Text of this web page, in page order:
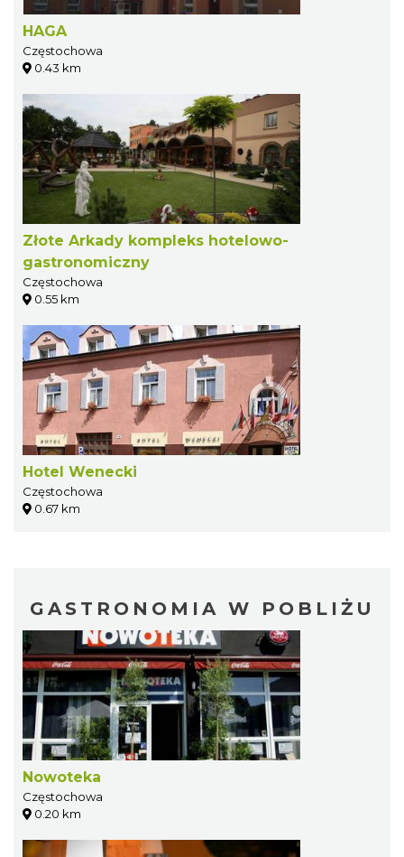
HAGA
Częstochowa
0.43 km
Złote Arkady kompleks hotelowo-
gastronomiczny
Częstochowa
0.55 km
Hotel Wenecki
Częstochowa
0.67 km
GASTRONOMIA W POBLIŻU
Nowoteka
Częstochowa
0.20 km